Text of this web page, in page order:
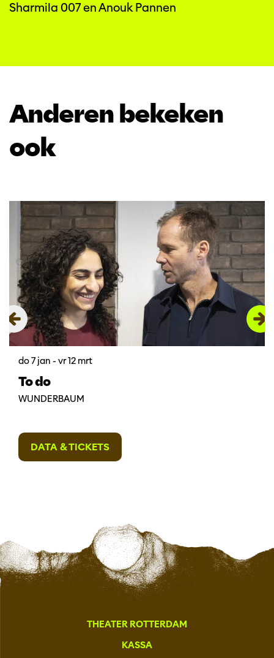
Sharmila 007 en Anouk Pannen
Anderen bekeken
ook
To do
WUNDERBAUM
do 7 jan - vr 12 mrt
DATA & TICKETS
THEATER ROTTERDAM
KASSA